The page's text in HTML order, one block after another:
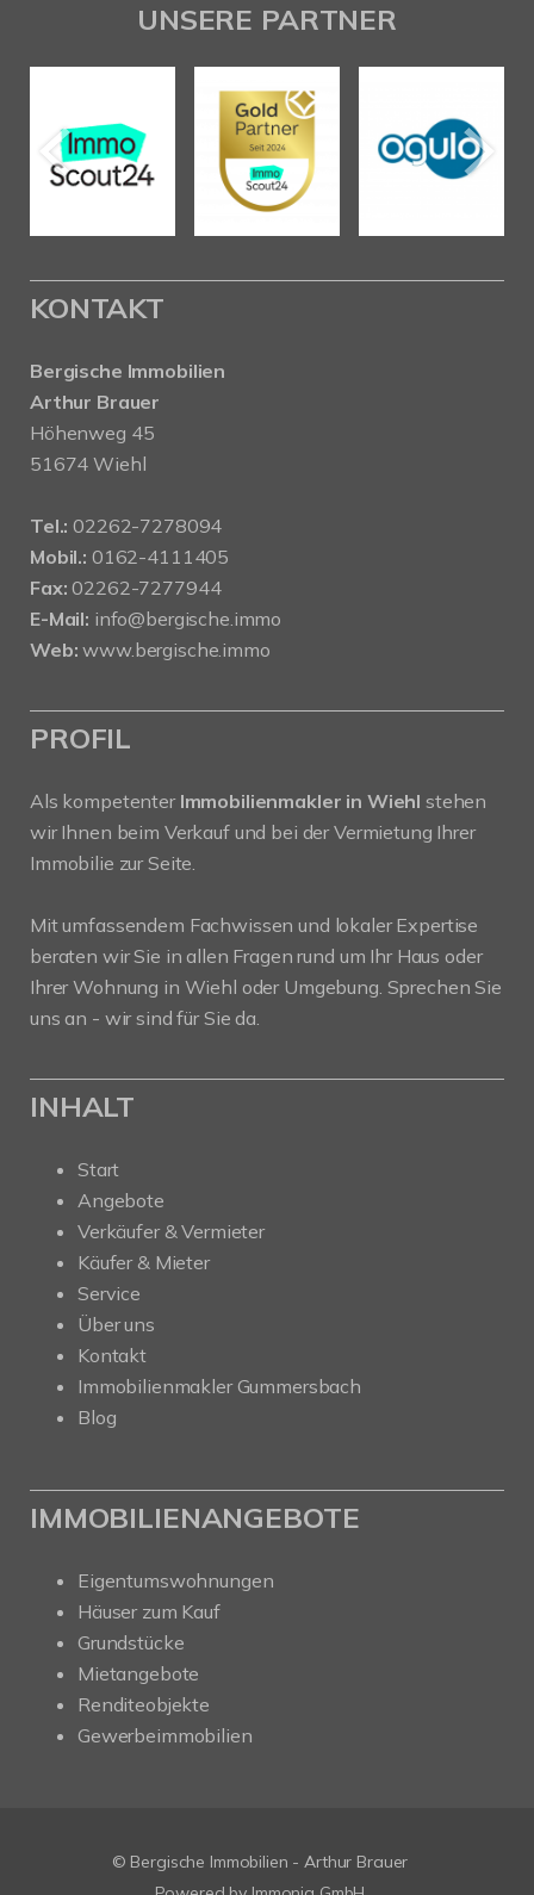
UNSERE PARTNER
KONTAKT
Bergische Immobilien
Arthur Brauer
Höhenweg 45
51674 Wiehl
Tel.: 02262-7278094
Mobil.: 0162-4111405
Fax: 02262-7277944
E-Mail: info@bergische.immo
Web: www.bergische.immo
PROFIL
Als kompetenter Immobilienmakler in Wiehl stehen
wir Ihnen beim Verkauf und bei der Vermietung Ihrer
Immobilie zur Seite.
Mit umfassendem Fachwissen und lokaler Expertise
beraten wir Sie in allen Fragen rund um Ihr Haus oder
Ihrer Wohnung in Wiehl oder Umgebung. Sprechen Sie
uns an - wir sind für Sie da.
INHALT
Start
Angebote
Verkäufer & Vermieter
Käufer & Mieter
Service
Über uns
Kontakt
Immobilienmakler Gummersbach
Blog
IMMOBILIENANGEBOTE
Eigentumswohnungen
Häuser zum Kauf
Grundstücke
Mietangebote
Renditeobjekte
Gewerbeimmobilien
© Bergische Immobilien - Arthur Brauer